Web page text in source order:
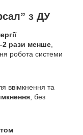
з ДУ
рази менше
робота системи
ввімкнення та
, без